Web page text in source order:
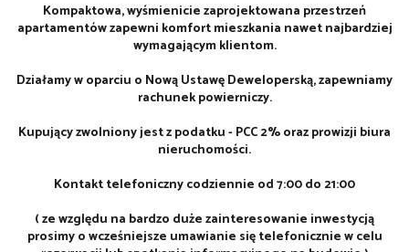
Kompaktowa, wyśmienicie zaprojektowana przestrzeń
apartamentów zapewni komfort mieszkania nawet najbardziej
wymagającym klientom.
Działamy w oparciu o Nową Ustawę Deweloperską, zapewniamy
rachunek powierniczy.
Kupujący zwolniony jest z podatku - PCC 2% oraz prowizji biura
nieruchomości.
Kontakt telefoniczny codziennie od 7:00 do 21:00
( ze względu na bardzo duże zainteresowanie inwestycją
prosimy o wcześniejsze umawianie się telefonicznie w celu